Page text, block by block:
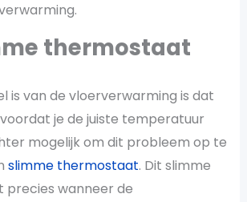
thermostaat
is van de vloerverwarming is dat
je de juiste temperatuur
mogelijk om dit probleem op te
slimme thermostaat. Dit slimme
wanneer de